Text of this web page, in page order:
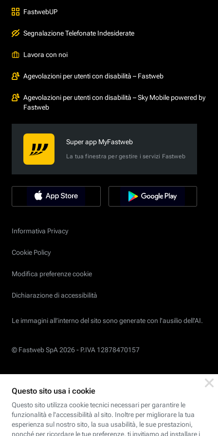
FastwebUP
Segnalazione Telefonate Indesiderate
Lavora con noi
Agevolazioni per utenti con disabilità – Fastweb
Agevolazioni per utenti con disabilità – Sky Mobile powered by
Fastweb
Super app MyFastweb
La tua finestra per gestire i servizi Fastweb
Informativa Privacy
Cookie Policy
Modifica preferenze cookie
Dichiarazione di accessibilità
Le immagini all’interno del sito sono generate con l'ausilio dell'AI.
© Fastweb SpA 2026 - P.IVA 12878470157